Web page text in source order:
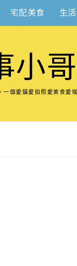
宅配美食 生
小
個愛貓愛拍照愛美食愛